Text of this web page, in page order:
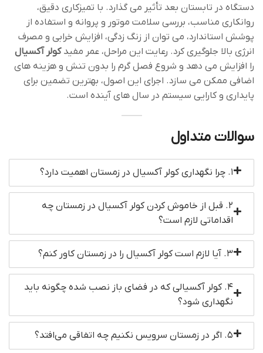
دستگاه در تابستان بعد تأثیر می ‌گذارد. با تمیزکاری دقیق،
روانکاری مناسب، بررسی سلامت موتور و پروانه و استفاده از
پوشش استاندارد، می‌ توان از زنگ ‌زدگی، افزایش خرابی و مصرف
انرژی بالا جلوگیری کرد. رعایت این مراحل، عمر مفیدکولر آکسیال
را افزایش می‌ دهد و شروع فصل گرم را بدون تنش و هزینه ‌های
اضافی ممکن می ‌سازد. اجرای این اصول، بهترین تضمین برای
پایداری و کارایی سیستم در سال‌ های آینده است.
سوالات متداول
۱. چرا نگهداری کولر آکسیال در زمستان اهمیت دارد؟
۲. قبل از خاموش کردن کولر آکسیال در زمستان چه
اقداماتی لازم است؟
۳. آیا لازم است کولر آکسیال را در زمستان کاور کنم؟
۴. کولر آکسیالی که در فضای باز نصب شده چگونه باید
نگهداری شود؟
۵. اگر در زمستان سرویس نکنیم چه اتفاقی می‌افتد؟